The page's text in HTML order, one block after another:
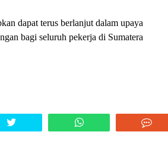
dapat terus berlanjut dalam upaya
bagi seluruh pekerja di Sumatera